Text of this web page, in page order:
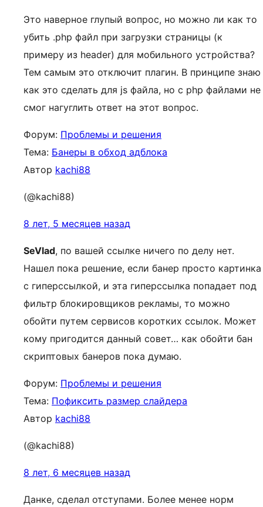
Это наверное глупый вопрос, но можно ли как то
убить .php файл при загрузки страницы (к
примеру из header) для мобильного устройства?
Тем самым это отключит плагин. В принципе знаю
как это сделать для js файла, но с php файлами не
смог нагуглить ответ на этот вопрос.
Форум: Проблемы и решения
Тема: Банеры в обход адблока
Автор kachi88
(@kachi88)
8 лет, 5 месяцев назад
SeVlad, по вашей ссылке ничего по делу нет.
Нашел пока решение, если банер просто картинка
с гиперссылкой, и эта гиперссылка попадает под
фильтр блокировщиков рекламы, то можно
обойти путем сервисов коротких ссылок. Может
кому пригодится данный совет… как обойти бан
скриптовых банеров пока думаю.
Форум: Проблемы и решения
Тема: Пофиксить размер слайдера
Автор kachi88
(@kachi88)
8 лет, 6 месяцев назад
Данке, сделал отступами. Более менее норм